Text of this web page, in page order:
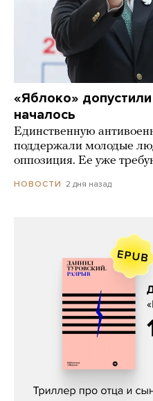
«Яблоко»
началось
Единственную
поддержали молодые
оппозиция. Ее уже
НОВОСТИ 2 дня назад
Даниил